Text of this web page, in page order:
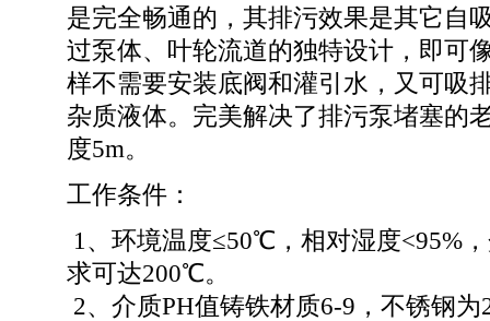
是完全畅通的，其排污效果是其它自
过泵体、叶轮流道的独特设计，即可
样不需要安装底阀和灌引水，又可吸
杂质液体。完美解决了排污泵堵塞的
度5m。
工作条件：
1、环境温度≤50℃，相对湿度<95%
求可达200℃。
2、介质PH值铸铁材质6-9，不锈钢为